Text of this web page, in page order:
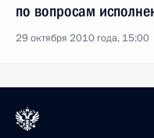
по вопросам
29 октября 2010 года, 15:00